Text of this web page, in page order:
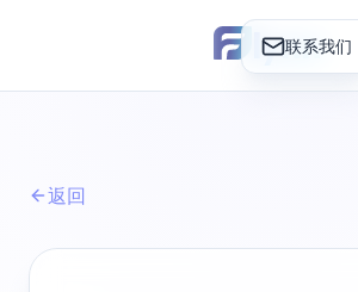
联系我们
lynn
返回